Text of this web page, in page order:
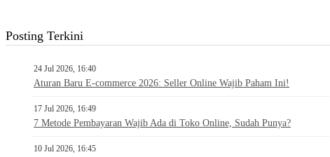
Posting Terkini
24 Jul 2026, 16:40
Aturan Baru E-commerce 2026: Seller Online Wajib Paham Ini!
17 Jul 2026, 16:49
7 Metode Pembayaran Wajib Ada di Toko Online, Sudah Punya?
10 Jul 2026, 16:45